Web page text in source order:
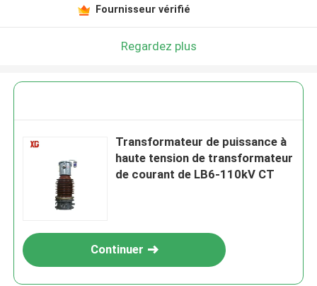
Fournisseur vérifié
Regardez plus
Transformateur de puissance à
haute tension de transformateur
de courant de LB6-110kV CT
Continuer